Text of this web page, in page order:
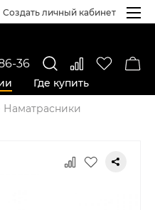
Создать личный кабинет
Где купить
36
Наматрасники